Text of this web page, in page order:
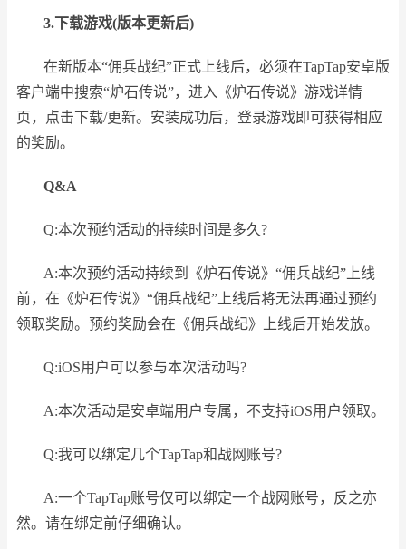
3.下载游戏(版本更新后)
在新版本“佣兵战纪”正式上线后，必须在TapTap安卓版
客户端中搜索“炉石传说”，进入《炉石传说》游戏详情
页，点击下载/更新。安装成功后，登录游戏即可获得相应
的奖励。
Q&A
Q:本次预约活动的持续时间是多久?
A:本次预约活动持续到《炉石传说》“佣兵战纪”上线
前，在《炉石传说》“佣兵战纪”上线后将无法再通过预约
领取奖励。预约奖励会在《佣兵战纪》上线后开始发放。
Q:iOS用户可以参与本次活动吗?
A:本次活动是安卓端用户专属，不支持iOS用户领取。
Q:我可以绑定几个TapTap和战网账号?
A:一个TapTap账号仅可以绑定一个战网账号，反之亦
然。请在绑定前仔细确认。